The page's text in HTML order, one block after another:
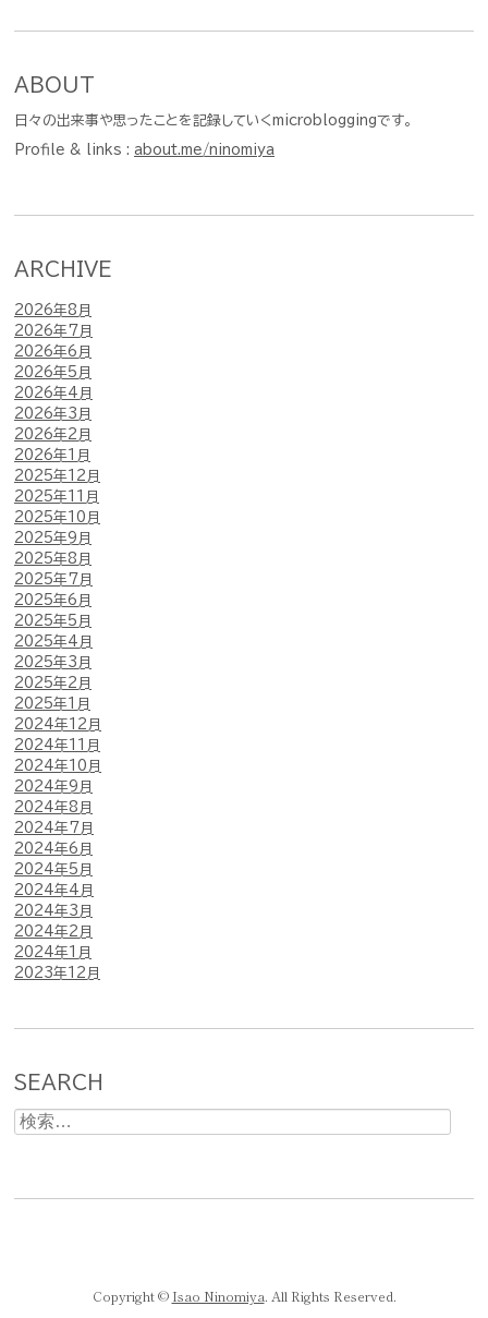
ABOUT
日々の出来事や思ったことを記録していくmicrobloggingです。
Profile & links : about.me/ninomiya
ARCHIVE
2026年8月
2026年7月
2026年6月
2026年5月
2026年4月
2026年3月
2026年2月
2026年1月
2025年12月
2025年11月
2025年10月
2025年9月
2025年8月
2025年7月
2025年6月
2025年5月
2025年4月
2025年3月
2025年2月
2025年1月
2024年12月
2024年11月
2024年10月
2024年9月
2024年8月
2024年7月
2024年6月
2024年5月
2024年4月
2024年3月
2024年2月
2024年1月
2023年12月
SEARCH
検
索:
Copyright © Isao Ninomiya. All Rights Reserved.